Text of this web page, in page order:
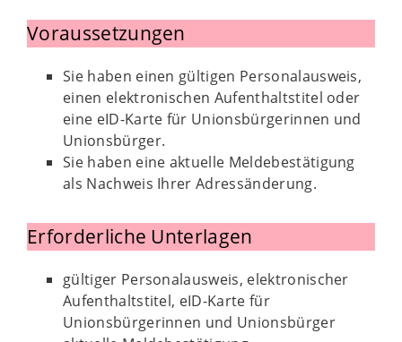
Voraussetzungen
Sie haben einen gültigen Personalausweis,
einen elektronischen Aufenthaltstitel oder
eine eID-Karte für Unionsbürgerinnen und
Unionsbürger.
Sie haben eine aktuelle Meldebestätigung
als Nachweis Ihrer Adressänderung.
Erforderliche Unterlagen
gültiger Personalausweis, elektronischer
Aufenthaltstitel, eID-Karte für
Unionsbürgerinnen und Unionsbürger